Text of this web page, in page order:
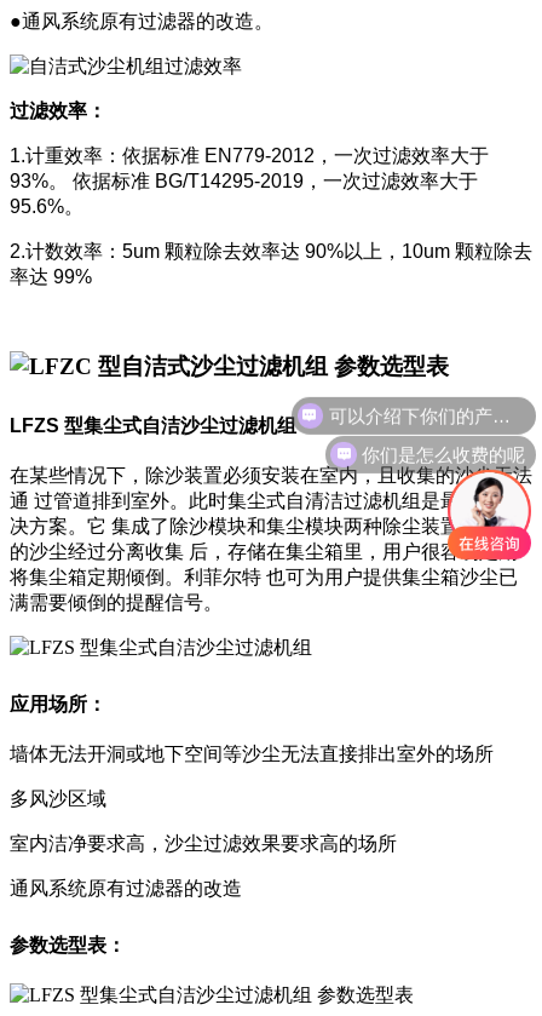
●通风系统原有过滤器的改造。
过滤效率：
1.计重效率：依据标准 EN779-2012，一次过滤效率大于
93%。 依据标准 BG/T14295-2019，一次过滤效率大于
95.6%。
2.计数效率：5um 颗粒除去效率达 90%以上，10um 颗粒除去
率达 99%
LFZS 型集尘式自洁沙尘过滤机组
在某些情况下，除沙装置必须安装在室内，且收集的沙尘无法
通 过管道排到室外。此时集尘式自清洁过滤机组是最佳的解
决方案。它 集成了除沙模块和集尘模块两种除尘装置，所有
的沙尘经过分离收集 后，存储在集尘箱里，用户很容易定期
将集尘箱定期倾倒。利菲尔特 也可为用户提供集尘箱沙尘已
满需要倾倒的提醒信号。
应用场所：
墙体无法开洞或地下空间等沙尘无法直接排出室外的场所
多风沙区域
室内洁净要求高，沙尘过滤效果要求高的场所
通风系统原有过滤器的改造
参数选型表：
你们是怎么收费的呢